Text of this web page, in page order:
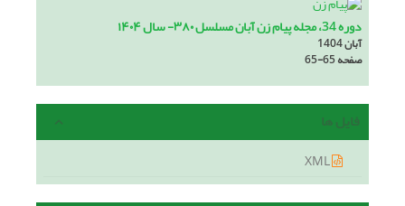
دوره 34، مجله پیام زن آبان مسلسل ۳۸۰- سال ۱۴۰۴
آبان 1404
صفحه65-65
فایل ها